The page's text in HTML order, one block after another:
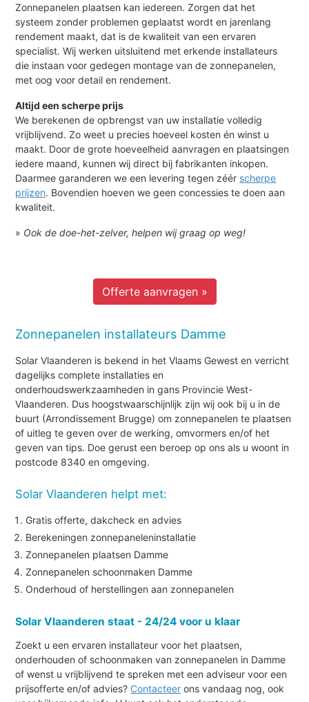
Zonnepanelen plaatsen kan iedereen. Zorgen dat het
systeem zonder problemen geplaatst wordt en jarenlang
rendement maakt, dat is de kwaliteit van een ervaren
specialist. Wij werken uitsluitend met erkende installateurs
die instaan voor gedegen montage van de zonnepanelen,
met oog voor detail en rendement.
Altijd een scherpe prijs
We berekenen de opbrengst van uw installatie volledig
vrijblijvend. Zo weet u precies hoeveel kosten én winst u
maakt. Door de grote hoeveelheid aanvragen en plaatsingen
iedere maand, kunnen wij direct bij fabrikanten inkopen.
Daarmee garanderen we een levering tegen zéér scherpe
prijzen. Bovendien hoeven we geen concessies te doen aan
kwaliteit.
» Ook de doe-het-zelver, helpen wij graag op weg!
Offerte aanvragen »
Zonnepanelen installateurs Damme
Solar Vlaanderen is bekend in het Vlaams Gewest en verricht
dagelijks complete installaties en
onderhoudswerkzaamheden in gans Provincie West-
Vlaanderen. Dus hoogstwaarschijnlijk zijn wij ook bij u in de
buurt (Arrondissement Brugge) om zonnepanelen te plaatsen
of uitleg te geven over de werking, omvormers en/of het
geven van tips. Doe gerust een beroep op ons als u woont in
postcode 8340 en omgeving.
Solar Vlaanderen helpt met:
Gratis offerte, dakcheck en advies
Berekeningen zonnepaneleninstallatie
Zonnepanelen plaatsen Damme
Zonnepanelen schoonmaken Damme
Onderhoud of herstellingen aan zonnepanelen
Solar Vlaanderen staat - 24/24 voor u klaar
Zoekt u een ervaren installateur voor het plaatsen,
onderhouden of schoonmaken van zonnepanelen in Damme
of wenst u vrijblijvend te spreken met een adviseur voor een
prijsofferte en/of advies? Contacteer ons vandaag nog, ook